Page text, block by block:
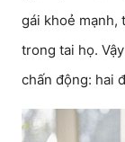
gái khoẻ mạnh,
trong tai họ.
chấn động: hai